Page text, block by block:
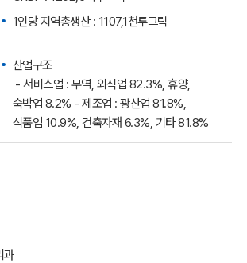
1인당 지역총생산 : 1107,1천투그릭
산업구조
- 서비스업 : 무역, 외식업 82.3%, 휴양,
숙박업 8.2% - 제조업 : 광산업 81.8%,
식품업 10.9%, 건축자재 6.3%, 기타 81.8%
과